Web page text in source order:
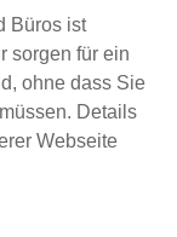
Büros ist
sorgen für ein
ohne dass Sie
Details
Webseite